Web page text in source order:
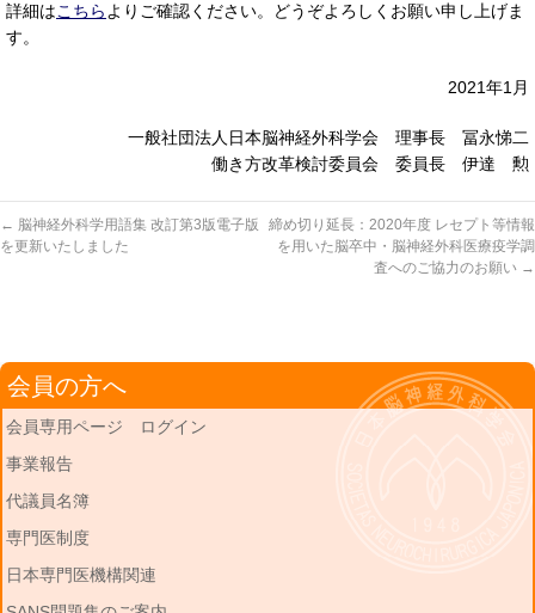
詳細はこちら よりご確認ください。どうぞよろしくお願い申し上げま
す。
2021年1月
一般社団法人日本脳神経外科学会 理事長 冨永悌二
働き方改革検討委員会 委員長 伊達 勲
← 脳神経外科学用語集 改訂第3版電子版
を更新いたしました
締め切り延長：2020年度 レセプト等情報
を用いた脳卒中・脳神経外科医療疫学調
査へのご協力のお願い →
会員の方へ
会員専用ページ ログイン
事業報告
代議員名簿
専門医制度
日本専門医機構関連